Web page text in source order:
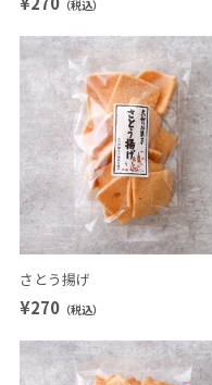
（税込）
さとう揚げ
¥270（税込）